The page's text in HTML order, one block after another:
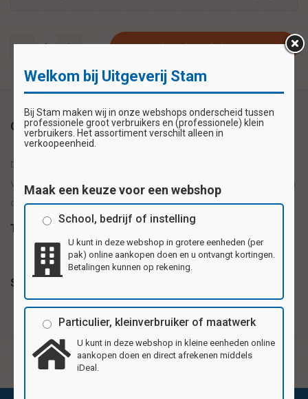
Plaats in winkelwagen
Omschrijving
De papieren plakfiguren zijn erg leuk om mee te werken en te knutselen.
Vrolijke kleuren en diverse vormen, op ambachtelijke wijze, gemaakt van
ongegomd glanspapier. Inhoud: 200 stuks
Tags
Specificaties
Welkom bij Uitgeverij Stam
Bij Stam maken wij in onze webshops onderscheid tussen
professionele groot verbruikers en (professionele) klein
verbruikers. Het assortiment verschilt alleen in
verkoopeenheid.
Maak een keuze voor een webshop
School, bedrijf of instelling
U kunt in deze webshop in grotere eenheden (per
pak) online aankopen doen en u ontvangt kortingen.
Betalingen kunnen op rekening.
Particulier, kleinverbruiker of maatwerk
U kunt in deze webshop in kleine eenheden online
aankopen doen en direct afrekenen middels
iDeal.